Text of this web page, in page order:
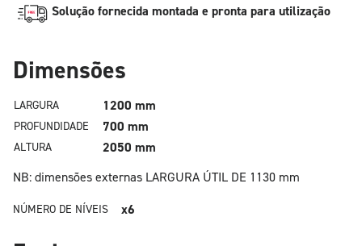
Solução fornecida montada e pronta para utilização
Dimensões
LARGURA 1200 mm
PROFUNDIDADE 700 mm
ALTURA
2050 mm
NB: dimensões externas LARGURA ÚTIL DE 1130 mm
NÚMERO DE NÍVEIS x6